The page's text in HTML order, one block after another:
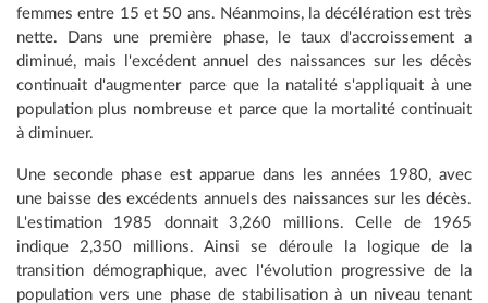
femmes entre 15 et 50 ans. Néanmoins, la décélération est très
nette. Dans une première phase, le taux d'accroissement a
diminué, mais l'excédent annuel des naissances sur les décès
continuait d'augmenter parce que la natalité s'appliquait à une
population plus nombreuse et parce que la mortalité continuait
à diminuer.
Une seconde phase est apparue dans les années 1980, avec
une baisse des excédents annuels des naissances sur les décès.
L'estimation 1985 donnait 3,260 millions. Celle de 1965
indique 2,350 millions. Ainsi se déroule la logique de la
transition démographique, avec l'évolution progressive de la
population vers une phase de stabilisation à un niveau tenant